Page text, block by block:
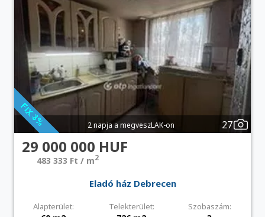
2 napja a megveszLAK-on 27
29 000 000 HUF
483 333 Ft / m2
Eladó ház Debrecen
Alapterület: Telekterület: Szobaszám: